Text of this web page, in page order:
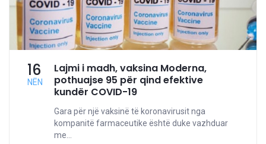
16
NËN
Lajmi i madh, vaksina Moderna,
pothuajse 95 për qind efektive
kundër COVID-19
Gara për një vaksinë të koronavirusit nga
kompanitë farmaceutike është duke vazhduar
me...